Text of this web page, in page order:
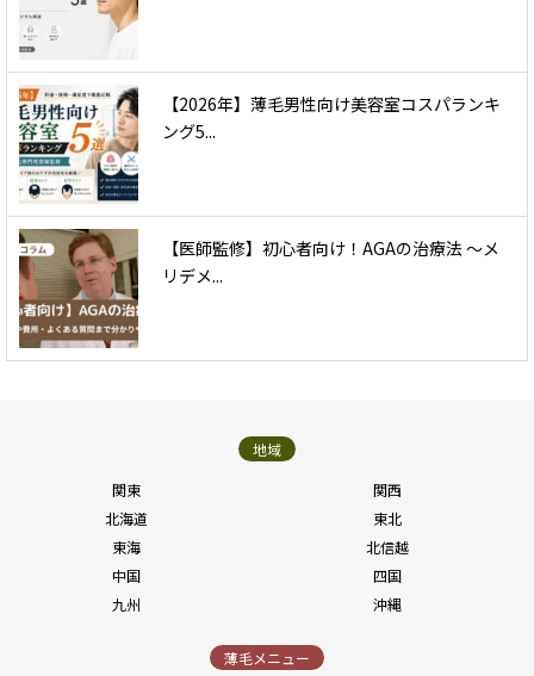
【2026年】薄毛男性向け美容室コスパランキ
ング5...
【医師監修】初心者向け！AGAの治療法 〜メ
リデメ...
地域
関東
関西
北海道
東北
東海
北信越
中国
四国
九州
沖縄
薄毛メニュー